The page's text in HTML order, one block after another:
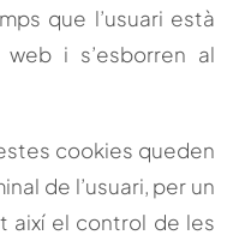
que l’usuari està
i s’esborren al
cookies queden
de l’usuari, per un
així el control de les